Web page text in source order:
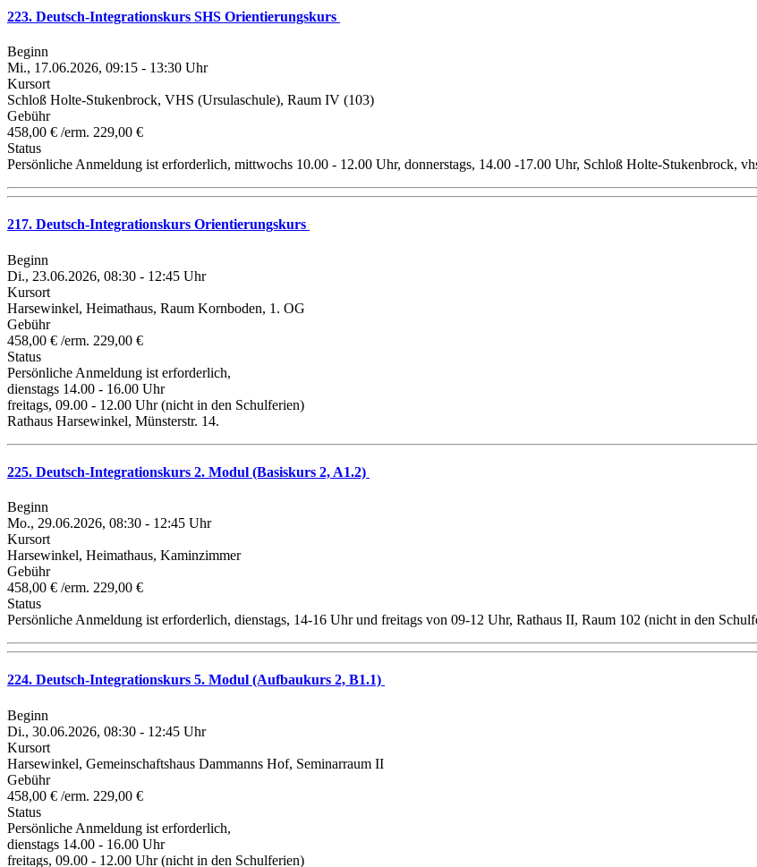
223. Deutsch-Integrationskurs SHS Orientierungskurs
Beginn
Mi., 17.06.2026, 09:15 - 13:30 Uhr
Kursort
Schloß Holte-Stukenbrock, VHS (Ursulaschule), Raum IV (103)
Gebühr
458,00 € /erm. 229,00 €
Status
Persönliche Anmeldung ist erforderlich, mittwochs 10.00 - 12.00 Uhr, donnerstags, 14.00 -17.00 Uhr, Schloß Holte-Stukenbrock,
217. Deutsch-Integrationskurs Orientierungskurs
Beginn
Di., 23.06.2026, 08:30 - 12:45 Uhr
Kursort
Harsewinkel, Heimathaus, Raum Kornboden, 1. OG
Gebühr
458,00 € /erm. 229,00 €
Status
Persönliche Anmeldung ist erforderlich,
dienstags 14.00 - 16.00 Uhr
freitags, 09.00 - 12.00 Uhr (nicht in den Schulferien)
Rathaus Harsewinkel, Münsterstr. 14.
225. Deutsch-Integrationskurs 2. Modul (Basiskurs 2, A1.2)
Beginn
Mo., 29.06.2026, 08:30 - 12:45 Uhr
Kursort
Harsewinkel, Heimathaus, Kaminzimmer
Gebühr
458,00 € /erm. 229,00 €
Status
Persönliche Anmeldung ist erforderlich, dienstags, 14-16 Uhr und freitags von 09-12 Uhr, Rathaus II, Raum 102 (nicht in den
224. Deutsch-Integrationskurs 5. Modul (Aufbaukurs 2, B1.1)
Beginn
Di., 30.06.2026, 08:30 - 12:45 Uhr
Kursort
Harsewinkel, Gemeinschaftshaus Dammanns Hof, Seminarraum II
Gebühr
458,00 € /erm. 229,00 €
Status
Persönliche Anmeldung ist erforderlich,
dienstags 14.00 - 16.00 Uhr
freitags, 09.00 - 12.00 Uhr (nicht in den Schulferien)